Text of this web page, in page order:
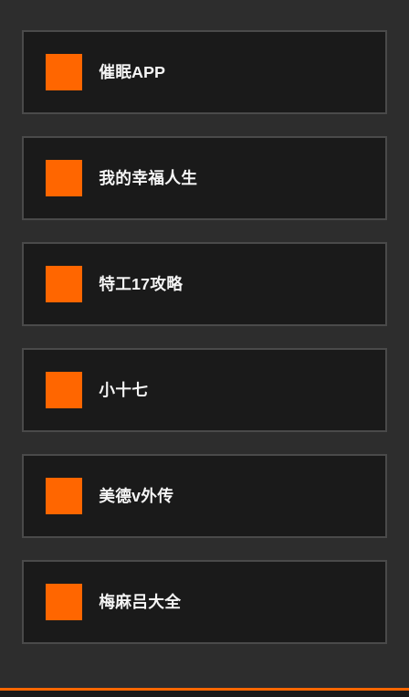
催眠APP
我的幸福人生
特工17攻略
小十七
美德v外传
梅麻吕大全